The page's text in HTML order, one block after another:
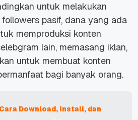
untuk melakukan
pasif, dana yang ada
memproduksi konten
lain, memasang iklan,
untuk membuat konten
bagi banyak orang.
Cara Download, Install, dan